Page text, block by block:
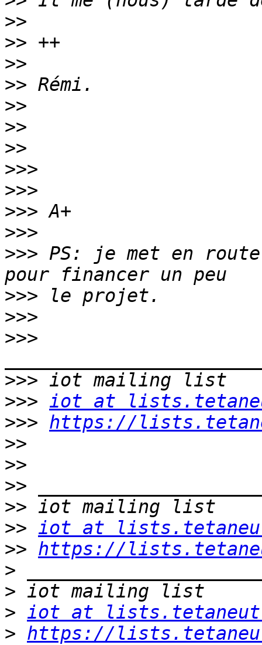
>>
>>
>>
>>
>>
>>
>>
>>>
>>>
>>>
>>>
>>> PS: je met en
>>>
>>>
>>>
>>>
>>> iot at
>>> https://
>>
>>
>>
>>
>> iot at
>> https://
>
>
> iot at
> https://